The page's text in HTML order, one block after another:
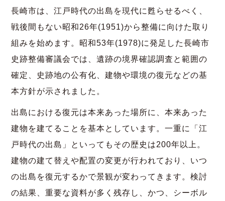
長崎市は、江戸時代の出島を現代に甦らせるべく、
戦後間もない昭和26年(1951)から整備に向けた取り
組みを始めます。昭和53年(1978)に発足した長崎市
史跡整備審議会では、遺跡の境界確認調査と範囲の
確定、史跡地の公有化、建物や環境の復元などの基
本方針が示されました。
出島における復元は本来あった場所に、本来あった
建物を建てることを基本としています。一重に「江
戸時代の出島」といってもその歴史は200年以上。
建物の建て替えや配置の変更が行われており、いつ
の出島を復元するかで景観が変わってきます。検討
の結果、重要な資料が多く残存し、かつ、シーボル